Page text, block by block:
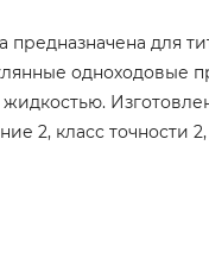
предназначена для
одноходовые
2, класс точности